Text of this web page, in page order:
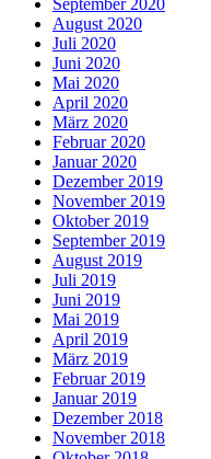
August 2020
Juli 2020
Juni 2020
Mai 2020
April 2020
März 2020
Februar 2020
Januar 2020
Dezember 2019
November 2019
Oktober 2019
September 2019
August 2019
Juli 2019
Juni 2019
Mai 2019
April 2019
März 2019
Februar 2019
Januar 2019
Dezember 2018
November 2018